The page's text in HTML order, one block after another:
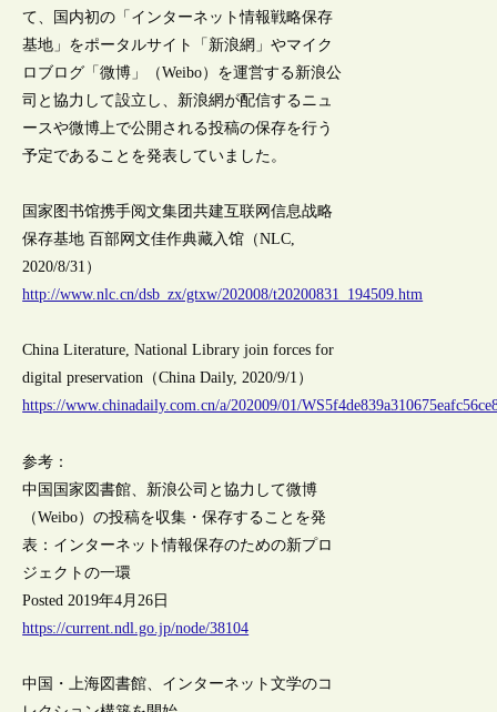
て、国内初の「インターネット情報戦略保存
基地」をポータルサイト「新浪網」やマイク
ロブログ「微博」（Weibo）を運営する新浪公
司と協力して設立し、新浪網が配信するニュ
ースや微博上で公開される投稿の保存を行う
予定であることを発表していました。
国家图书馆携手阅文集团共建互联网信息战略
保存基地 百部网文佳作典藏入馆（NLC,
2020/8/31）
http://www.nlc.cn/dsb_zx/gtxw/202008/t20200831_194509.htm
China Literature, National Library join forces for
digital preservation（China Daily, 2020/9/1）
https://www.chinadaily.com.cn/a/202009/01/
参考：
中国国家図書館、新浪公司と協力して微博
（Weibo）の投稿を収集・保存することを発
表：インターネット情報保存のための新プロ
ジェクトの一環
Posted 2019年4月26日
https://current.ndl.go.jp/node/38104
中国・上海図書館、インターネット文学のコ